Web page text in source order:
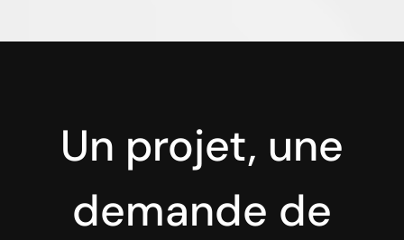
Un projet, une
demande de